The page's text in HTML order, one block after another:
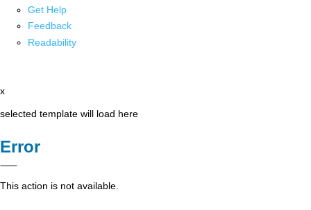
Get Help
Feedback
Readability
x
selected template will load here
Error
This action is not available.